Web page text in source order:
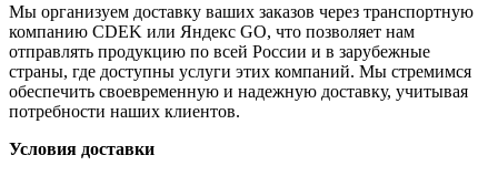
Мы организуем доставку ваших заказов через транспортную
компанию CDEK или Яндекс GO, что позволяет нам
отправлять продукцию по всей России и в зарубежные
страны, где доступны услуги этих компаний. Мы стремимся
обеспечить своевременную и надежную доставку, учитывая
потребности наших клиентов.
Условия доставки